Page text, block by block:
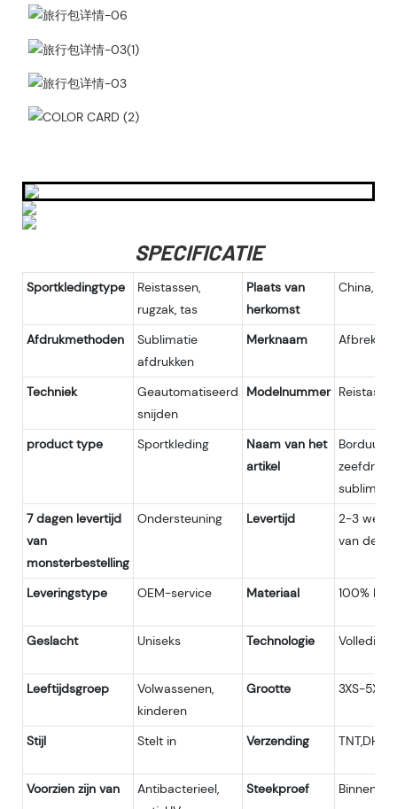
SPECIFICATIE
Sportkledingtype
Reistassen,
rugzak, tas
Plaats van
herkomst
China,
Afdrukmethoden
Sublimatie
afdrukken
Merknaam Afbreken
Techniek
Geautomatiseerd
snijden
Modelnummer Reistas-2
product type Sportkleding
Naam van het
artikel
7 dagen levertijd
van
monsterbestelling
Ondersteuning Levertijd
2-3
van de
Leveringstype OEM-service Materiaal 100%
Geslacht Uniseks Technologie Volledig
Leeftijdsgroep
Volwassenen,
kinderen
Grootte 3XS-5XL
Stijl Stelt in Verzending
Voorzien zijn van
Antibacterieel,
Steekproef Binnen 7